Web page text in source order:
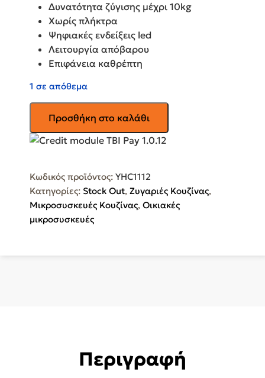
Δυνατότητα ζύγισης μέχρι 10kg
Χωρίς πλήκτρα
Ψηφιακές ενδείξεις led
Λειτουργία απόβαρου
Επιφάνεια καθρέπτη
1 σε απόθεμα
Ψηφιακή
Ζυγαριά
ποσότητα
Προσθήκη στο καλάθι
Κωδικός προϊόντος: YHC1112
Κατηγορίες: Stock Out, Ζυγαριές Κουζίνας,
Μικροσυσκευές Κουζίνας, Οικιακές
μικροσυσκευές
Περιγραφή